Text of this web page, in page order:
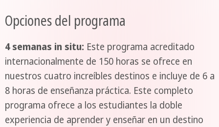
Opciones del programa
4 semanas in situ: Este programa acreditado
internacionalmente de 150 horas se ofrece en
nuestros cuatro increíbles destinos e incluye de 6 a
8 horas de enseñanza práctica. Este completo
programa ofrece a los estudiantes la doble
experiencia de aprender y enseñar en un destino